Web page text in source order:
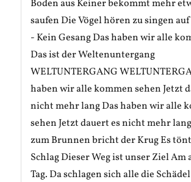
Boden aus Keiner bekommt mehr
saufen Die Vögel hören zu singen
- Kein Gesang Das haben wir alle
Das ist der Weltenuntergang
WELTUNTERGANG
haben wir alle kommen sehen Jetzt
nicht mehr lang Das haben wir alle
sehen Jetzt dauert es nicht mehr
zum Brunnen bricht der Krug Es
Schlag Dieser Weg ist unser Ziel
Tag. Da schlagen sich alle die